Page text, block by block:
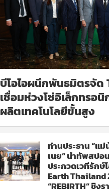
บีโอไอผนึกพันธมิตรจัด
เชื่อมห่วงโซ่อิเล็กทรอ
ผลิตเทคโนโลยีขั้นสูง
ท่านประธาน “แ
เนย” นำทัพสปอ
ประกวดเวทีรักษ์
Earth Thailand
“REBIRTH” ชิง